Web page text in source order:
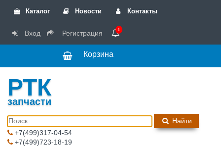
Каталог Новости Контакты
Вход Регистрация 1
Корзина
РТК
запчасти
Найти
+7(499)317-04-54
+7(499)723-18-19